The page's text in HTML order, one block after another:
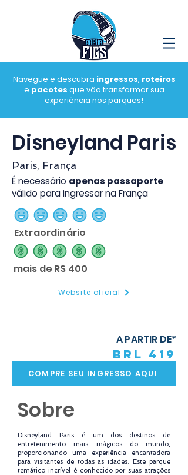
Navegue e descubra ingressos, roteiros
e pacotes que vão transformar sua
experiência nos parques!
Disneyland Paris
Paris, França
É necessário apenas passaporte
válido para ingressar na França
classificação média é 5 de 5
Extraordinário
classificação média é 5 de 5
mais de R$ 400
Website oficial
A PARTIR DE*
BRL 419
COMPRE SEU INGRESSO AQUI
Sobre
Disneyland Paris é um dos destinos de
entretenimento mais mágicos do mundo,
proporcionando uma experiência encantadora
para visitantes de todas as idades. Este parque
temático incrível é conhecido por suas atrações